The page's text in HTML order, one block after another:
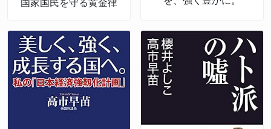
国家国民を守る黄金律